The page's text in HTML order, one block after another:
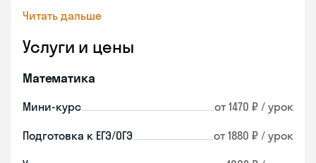
Читать дальше
Услуги и цены
Математика
Мини-курс от 1470 ₽ / урок
Подготовка к ЕГЭ/ОГЭ от 1880 ₽ / урок